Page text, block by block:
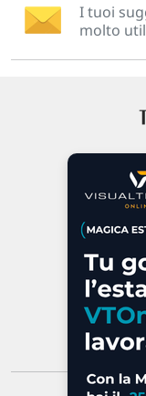
I tuoi
molto